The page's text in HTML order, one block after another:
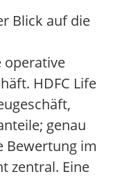
Blick auf die
operative
HDFC Life
genau
Bewertung im
zentral. Eine